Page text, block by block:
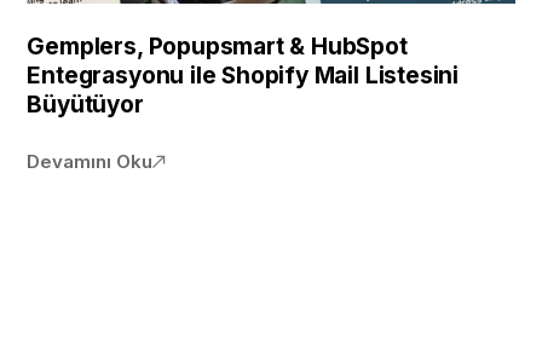
Gemplers, Popupsmart & HubSpot
Entegrasyonu ile Shopify Mail Listesini
Büyütüyor
Devamını Oku